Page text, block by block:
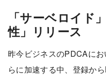
「サーベロイド
性」リリース
昨今ビジネスのPDCAに
らに加速する中、登録か